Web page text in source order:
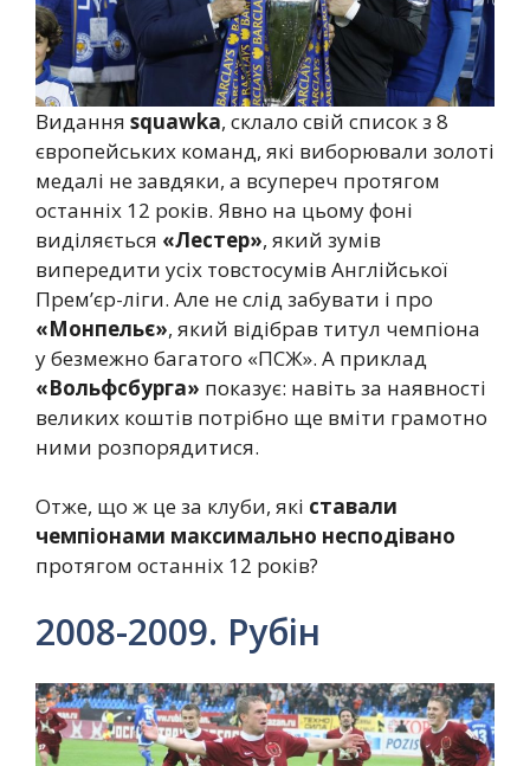
Видання squawka, склало свій список з 8
європейських команд, які виборювали золоті
медалі не завдяки, а всупереч протягом
останніх 12 років. Явно на цьому фоні
виділяється «Лестер», який зумів
випередити усіх товстосумів Англійської
Прем’єр-ліги. Але не слід забувати і про
«Монпельє», який відібрав титул чемпіона
у безмежно багатого «ПСЖ». А приклад
«Вольфсбурга» показує: навіть за наявності
великих коштів потрібно ще вміти грамотно
ними розпорядитися.
Отже, що ж це за клуби, які ставали
чемпіонами максимально несподівано
протягом останніх 12 років?
2008-2009. Рубін